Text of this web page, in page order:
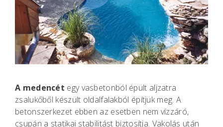
A medencét egy vasbetonból épült aljzatra
zsalukőből készült oldalfalakból építjük meg. A
betonszerkezet ebben az esetben nem vízzáró,
csupán a statikai stabilitást biztosítja. Vakolás után